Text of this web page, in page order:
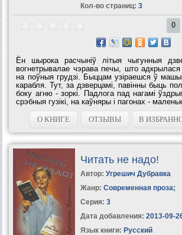
Кол-во страниц: 3
0
Ён шырока расчынiў лiтыя чыгунныя
вогнетрывалае чэрава печы, што
на поўныя грудзi. Быццам узiраешся ў
карабля. Тут, за дзверцамi, павiнны быць
боку агню - зоркi. Падлога пад нагамi
срэбныя гузiкi, на каўняры i пагонах -
О КНИГЕ
ОТЗЫВЫ В
Читать не надо!
Автор: Угрешич Дубравка
Жанр: Современная проза;
Серия: 3
Дата добавления: 2013-09-
Язык книги: Русский